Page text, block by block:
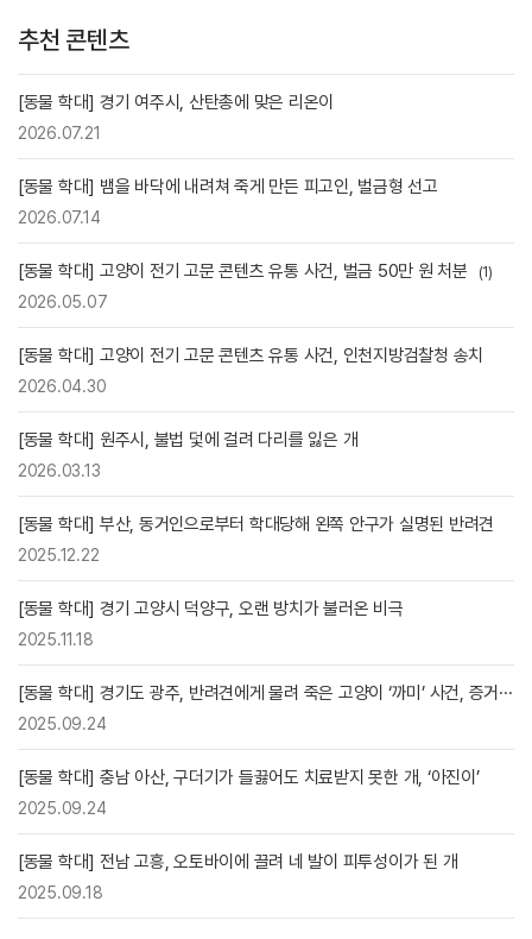
추천 콘텐츠
[동물 학대] 경기 여주시, 산탄총에 맞은 리온이
2026.07.21
[동물 학대] 뱀을 바닥에 내려쳐 죽게 만든 피고인, 벌금형 선고
2026.07.14
[동물 학대] 고양이 전기 고문 콘텐츠 유통 사건, 벌금 50만 원 처분 (1)
2026.05.07
[동물 학대] 고양이 전기 고문 콘텐츠 유통 사건, 인천지방검찰청 송치
2026.04.30
[동물 학대] 원주시, 불법 덫에 걸려 다리를 잃은 개
2026.03.13
[동물 학대] 부산, 동거인으로부터 학대당해 왼쪽 안구가 실명된 반려견
2025.12.22
[동물 학대] 경기 고양시 덕양구, 오랜 방치가 불러온 비극
2025.11.18
[동물 학대] 경기도 광주, 반려견에게 물려 죽은 고양이 ‘까미’ 사건, 증거···
2025.09.24
[동물 학대] 충남 아산, 구더기가 들끓어도 치료받지 못한 개, ‘아진이’
2025.09.24
[동물 학대] 전남 고흥, 오토바이에 끌려 네 발이 피투성이가 된 개
2025.09.18